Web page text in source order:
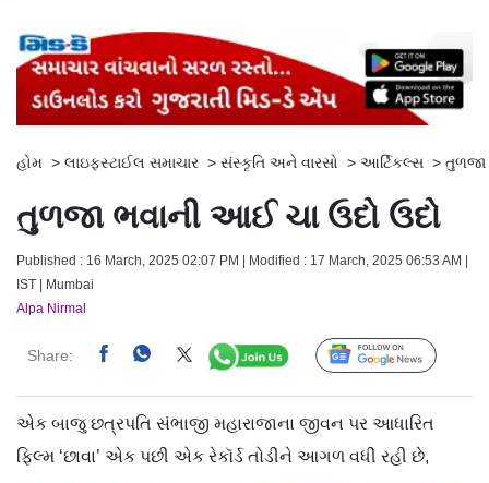
હોમ > લાઇફસ્ટાઈલ સમાચાર > સંસ્કૃતિ અને વારસો > આર્ટિકલ્સ > તુળજા
તુળજા ભવાની આઈ ચા ઉદો ઉદો
Published : 16 March, 2025 02:07 PM | Modified : 17 March, 2025 06:53 AM |
IST | Mumbai
Alpa Nirmal
Share: Follow Us
એક બાજુ છત્રપતિ સંભાજી મહારાજાના જીવન પર આધારિત
ફિલ્મ ‘છાવા’ એક પછી એક રેકૉર્ડ તોડીને આગળ વધી રહી છે,